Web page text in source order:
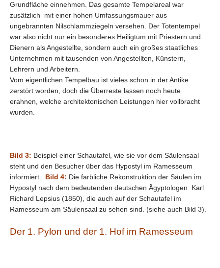
Grundfläche einnehmen. Das gesamte Tempelareal war
zusätzlich mit einer hohen Umfassungsmauer aus
ungebrannten Nilschlammziegeln versehen. Der Totentempel
war also nicht nur ein besonderes Heiligtum mit Priestern und
Dienern als Angestellte, sondern auch ein großes staatliches
Unternehmen mit tausenden von Angestellten, Künstern,
Lehrern und Arbeitern.
Vom eigentlichen Tempelbau ist vieles schon in der Antike
zerstört worden, doch die Überreste lassen noch heute
erahnen, welche architektonischen Leistungen hier vollbracht
wurden.
Bild 3: Beispiel einer Schautafel, wie sie vor dem Säulensaal
steht und den Besucher über das Hypostyl im Ramesseum
informiert. Bild 4: Die farbliche Rekonstruktion der Säulen im
Hypostyl nach dem bedeutenden deutschen Ägyptologen Karl
Richard Lepsius (1850), die auch auf der Schautafel im
Ramesseum am Säulensaal zu sehen sind. (siehe auch Bild 3).
Der 1. Pylon und der 1. Hof im Ramesseum